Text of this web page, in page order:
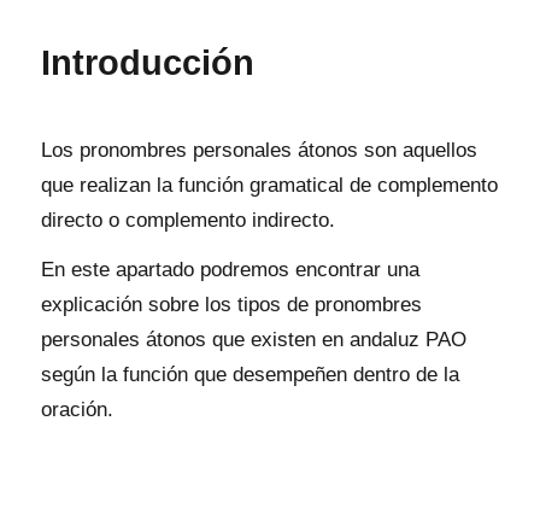
Introducción
Los pronombres personales átonos son aquellos
que realizan la función gramatical de complemento
directo o complemento indirecto.
En este apartado podremos encontrar una
explicación sobre los tipos de pronombres
personales átonos que existen en andaluz PAO
según la función que desempeñen dentro de la
oración.